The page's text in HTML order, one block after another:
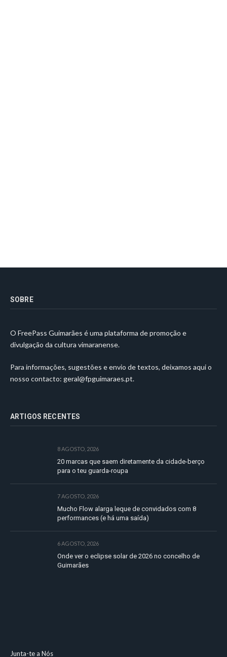
SOBRE
O FreePass Guimarães é uma plataforma de promoção e
divulgação da cultura vimaranense.
Para informações, sugestões e envio de textos, deixamos aqui o
nosso contacto: geral@fpguimaraes.pt.
ARTIGOS RECENTES
8 AGOSTO, 2026
20 marcas que saem diretamente da cidade-berço
para o teu guarda-roupa
7 AGOSTO, 2026
Mucho Flow alarga leque de convidados com 8
performances (e há uma saída)
6 AGOSTO, 2026
Onde ver o eclipse solar de 2026 no concelho de
Guimarães
Junta-te a Nós